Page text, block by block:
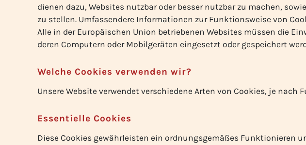
dienen dazu, Websites nutzbar oder besser nutzbar zu machen,
zu stellen. Umfassendere Informationen zur Funktionsweise von
Alle in der Europäischen Union betriebenen Websites müssen die
deren Computern oder Mobilgeräten eingesetzt oder gespeichert
Welche Cookies verwenden wir?
Unsere Website verwendet verschiedene Arten von Cookies, je nach
Essentielle Cookies
Diese Cookies gewährleisten ein ordnungsgemäßes Funktionieren